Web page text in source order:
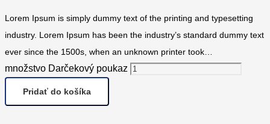
Lorem Ipsum is simply dummy text of the printing and typesetting
industry. Lorem Ipsum has been the industry’s standard dummy text
ever since the 1500s, when an unknown printer took…
množstvo Darčekový poukaz
Pridať do košíka